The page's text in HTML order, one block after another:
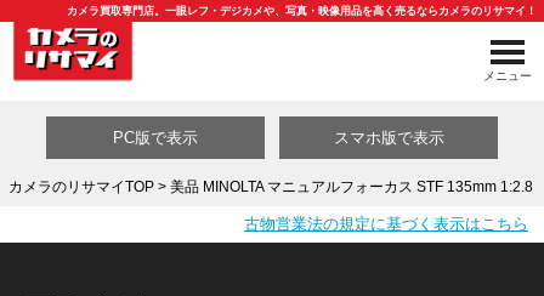
カメラ買取専門店。一眼レフ・デジカメや、写真・映像用品を高く売るならカメラのリサマイ！
メニュー
買取カテゴリ一覧
PC版で表示 スマホ版で表示
カメラのリサマイTOP> 美品 MINOLTA マニュアルフォーカス STF 135mm 1:2.8
古物営業法の規定に基づく表示はこちら